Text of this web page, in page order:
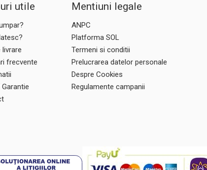
utile
livrare
frecvente
Mentiuni legale
ANPC
Platforma SOL
Termeni si conditii
Prelucrarea datelor personale
Despre Cookies
Regulamente campanii